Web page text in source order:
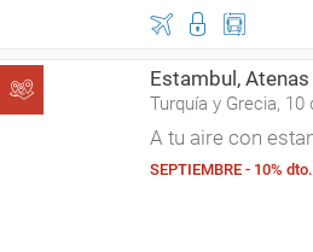
Estambul,
Turquía y Grecia, 10
A tu aire con
SEPTIEMBRE - 10%